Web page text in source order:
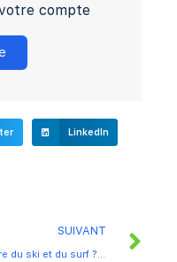
compte
LinkedIn
SUIVANT
Marre du ski et du surf ? testez ces sports d’hiver insolites.